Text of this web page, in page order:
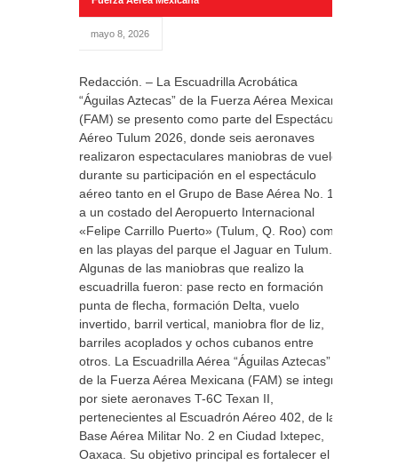
mayo 8, 2026
Redacción. – La Escuadrilla Acrobática
“Águilas Aztecas” de la Fuerza Aérea Mexicana
(FAM) se presento como parte del Espectáculo
Aéreo Tulum 2026, donde seis aeronaves
realizaron espectaculares maniobras de vuelo,
durante su participación en el espectáculo
aéreo tanto en el Grupo de Base Aérea No. 12,
a un costado del Aeropuerto Internacional
«Felipe Carrillo Puerto» (Tulum, Q. Roo) como
en las playas del parque el Jaguar en Tulum.
Algunas de las maniobras que realizo la
escuadrilla fueron: pase recto en formación
punta de flecha, formación Delta, vuelo
invertido, barril vertical, maniobra flor de liz,
barriles acoplados y ochos cubanos entre
otros. La Escuadrilla Aérea “Águilas Aztecas”
de la Fuerza Aérea Mexicana (FAM) se integra
por siete aeronaves T-6C Texan II,
pertenecientes al Escuadrón Aéreo 402, de la
Base Aérea Militar No. 2 en Ciudad Ixtepec,
Oaxaca. Su objetivo principal es fortalecer el